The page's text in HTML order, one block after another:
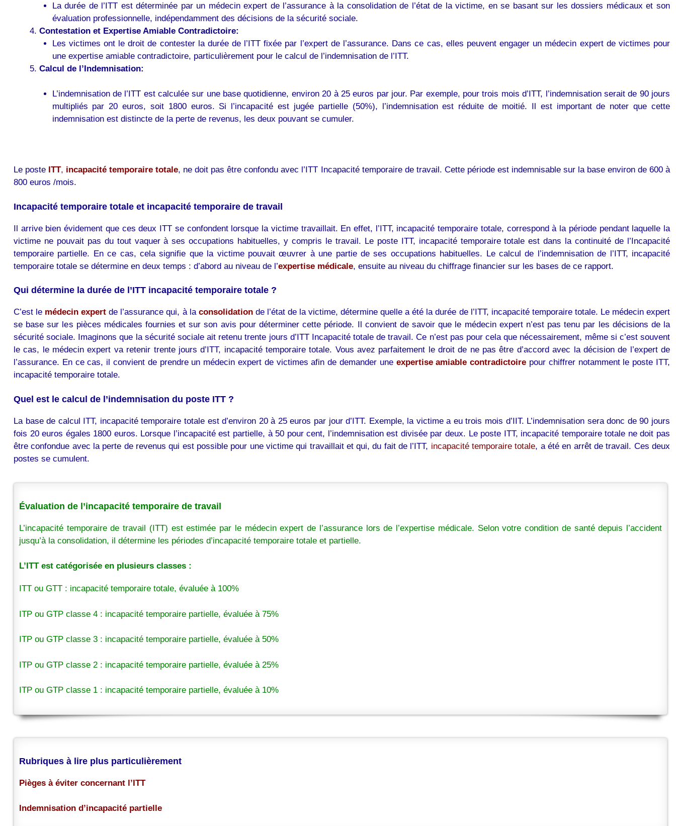
La durée de l’ITT est déterminée par un médecin expert de l’assurance à la consolidation de l’état de la victime, en se basant sur les dossiers médicaux et son
évaluation professionnelle, indépendamment des décisions de la sécurité sociale.
Contestation et Expertise Amiable Contradictoire:
Les victimes ont le droit de contester la durée de l’ITT fixée par l’expert de l’assurance. Dans ce cas, elles peuvent engager un médecin expert de victimes pour
une expertise amiable contradictoire, particulièrement pour le calcul de l’indemnisation de l’ITT.
Calcul de l’Indemnisation:
L’indemnisation de l’ITT est calculée sur une base quotidienne, environ 20 à 25 euros par jour. Par exemple, pour trois mois d’ITT, l’indemnisation serait de 90 jours
multipliés par 20 euros, soit 1800 euros. Si l’incapacité est jugée partielle (50%), l’indemnisation est réduite de moitié. Il est important de noter que cette
indemnisation est distincte de la perte de revenus, les deux pouvant se cumuler.
Le poste ITT, incapacité temporaire totale, ne doit pas être confondu avec l’ITT Incapacité temporaire de travail. Cette période est indemnisable sur la base environ de 600 à
800 euros /mois.
Incapacité temporaire totale et incapacité temporaire de travail
Il arrive bien évidement que ces deux ITT se confondent lorsque la victime travaillait. En effet, l’ITT, incapacité temporaire totale, correspond à la période pendant laquelle la
victime ne pouvait pas du tout vaquer à ses occupations habituelles, y compris le travail. Le poste ITT, incapacité temporaire totale est dans la continuité de l’Incapacité
temporaire partielle. En ce cas, cela signifie que la victime pouvait œuvrer à une partie de ses occupations habituelles. Le calcul de l’indemnisation de l’ITT, incapacité
temporaire totale se détermine en deux temps : d’abord au niveau de l’expertise médicale, ensuite au niveau du chiffrage financier sur les bases de ce rapport.
Qui détermine la durée de l’ITT incapacité temporaire totale ?
C’est le médecin expert de l’assurance qui, à la consolidation de l’état de la victime, détermine quelle a été la durée de l’ITT, incapacité temporaire totale. Le médecin expert
se base sur les pièces médicales fournies et sur son avis pour déterminer cette période. Il convient de savoir que le médecin expert n’est pas tenu par les décisions de la
sécurité sociale. Imaginons que la sécurité sociale ait retenu trente jours d’ITT Incapacité totale de travail. Ce n’est pas pour cela que nécessairement, même si c’est souvent
le cas, le médecin expert va retenir trente jours d’ITT, incapacité temporaire totale. Vous avez parfaitement le droit de ne pas être d’accord avec la décision de l’expert de
l’assurance. En ce cas, il convient de prendre un médecin expert de victimes afin de demander uneexpertise amiable contradictoire pour chiffrer notamment le poste ITT,
incapacité temporaire totale.
Quel est le calcul de l’indemnisation du poste ITT ?
La base de calcul ITT, incapacité temporaire totale est d’environ 20 à 25 euros par jour d’ITT. Exemple, la victime a eu trois mois d’IIT. L’indemnisation sera donc de 90 jours
fois 20 euros égales 1800 euros. Lorsque l’incapacité est partielle, à 50 pour cent, l’indemnisation est divisée par deux. Le poste ITT, incapacité temporaire totale ne doit pas
être confondue avec la perte de revenus qui est possible pour une victime qui travaillait et qui, du fait de l’ITT, incapacité temporaire totale, a été en arrêt de travail. Ces deux
postes se cumulent.
Évaluation de l’incapacité temporaire de travail
L’incapacité temporaire de travail (ITT) est estimée par le médecin expert de l’assurance lors de l’expertise médicale. Selon votre condition de santé depuis l’accident
jusqu’à la consolidation, il détermine les périodes d’incapacité temporaire totale et partielle.
L’ITT est catégorisée en plusieurs classes :
ITT ou GTT : incapacité temporaire totale, évaluée à 100%
ITP ou GTP classe 4 : incapacité temporaire partielle, évaluée à 75%
ITP ou GTP classe 3 : incapacité temporaire partielle, évaluée à 50%
ITP ou GTP classe 2 : incapacité temporaire partielle, évaluée à 25%
ITP ou GTP classe 1 : incapacité temporaire partielle, évaluée à 10%
Rubriques à lire plus particulièrement
Pièges à éviter concernant l’ITT
Indemnisation d’incapacité partielle